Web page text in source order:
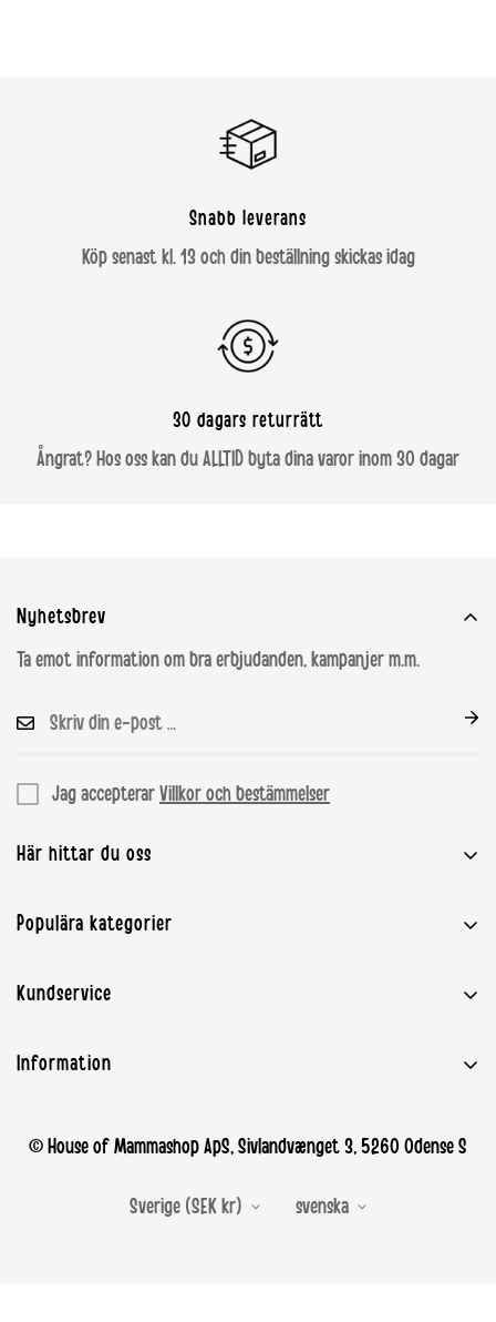
Snabb leverans
Köp senast kl. 13 och din beställning skickas idag
30 dagars returrätt
Ångrat? Hos oss kan du ALLTID byta dina varor inom 30 dagar
Här hittar du oss
Sivlandvænget 3
kundservice@mammashop.se
OBS: Ingen fysisk butik
Populära kategorier
Graviditet och amning
Kundservice
Leverans
Retur / Ångerportal
Information
Villkor och bestämmelser
Nyhetsbrev
Ta emot information om bra erbjudanden, kampanjer m.m.
Jag accepterar Villkor och bestämmelser
© House of Mammashop ApS, Sivlandvænget 3, 5260 Odense S
Sverige (SEK kr) svenska